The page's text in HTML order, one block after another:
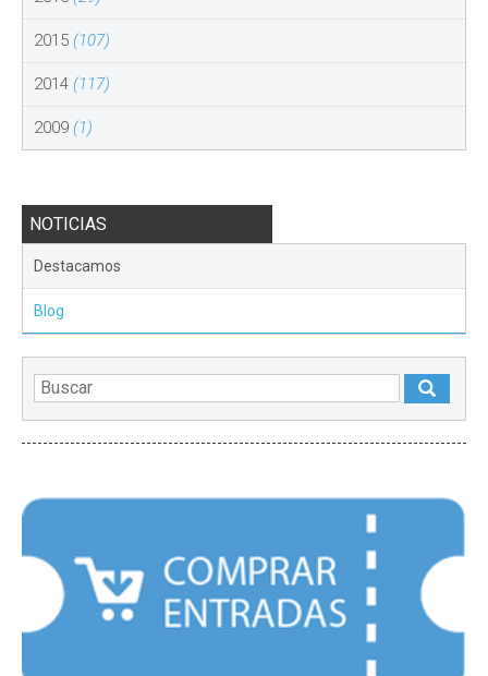
2015 (107)
2014 (117)
2009 (1)
NOTICIAS
Destacamos
Blog